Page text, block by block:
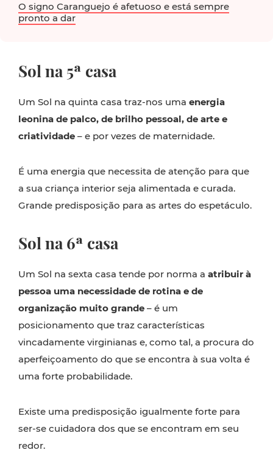
O signo Caranguejo é afetuoso e está sempre
pronto a dar
Sol na 5ª casa
Um Sol na quinta casa traz-nos uma energia
leonina de palco, de brilho pessoal, de arte e
criatividade – e por vezes de maternidade.
É uma energia que necessita de atenção para que
a sua criança interior seja alimentada e curada.
Grande predisposição para as artes do espetáculo.
Sol na 6ª casa
Um Sol na sexta casa tende por norma a atribuir à
pessoa uma necessidade de rotina e de
organização muito grande – é um
posicionamento que traz características
vincadamente virginianas e, como tal, a procura do
aperfeiçoamento do que se encontra à sua volta é
uma forte probabilidade.
Existe uma predisposição igualmente forte para
ser-se cuidadora dos que se encontram em seu
redor.